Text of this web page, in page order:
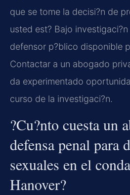
que se tome la decisi?n de
usted est? Bajo
defensor p?blico disponible
Contactar a un abogado
da experimentado
curso de la investigaci?n.
?Cu?nto cuesta un
defensa penal para
sexuales en el
Hanover?